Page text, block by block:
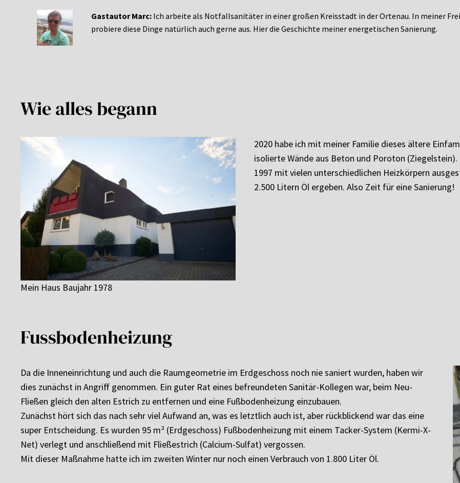
Gastautor Marc: Ich arbeite als Notfallsanitäter in einer großen Kreisstadt in der Ortenau. In meiner
probiere diese Dinge natürlich auch gerne aus. Hier die Geschichte meiner energetischen Sanierung.
Wie alles begann
Mein Haus Baujahr 1978
2020 habe ich mit meiner Familie dieses ältere
isolierte Wände aus Beton und Poroton
1997 mit vielen unterschiedlichen Heizkörpern
2.500 Litern Öl ergeben. Also Zeit für eine Sanierung!
Fussbodenheizung
Da die Inneneinrichtung und auch die Raumgeometrie im Erdgeschoss noch nie saniert wurden, haben wir
dies zunächst in Angriff genommen. Ein guter Rat eines befreundeten Sanitär-Kollegen war, beim Neu-
Fließen gleich den alten Estrich zu entfernen und eine Fußbodenheizung einzubauen.
Zunächst hört sich das nach sehr viel Aufwand an, was es letztlich auch ist, aber rückblickend war das eine
super Entscheidung. Es wurden 95 m² (Erdgeschoss) Fußbodenheizung mit einem Tacker-System (Kermi-X-
Net) verlegt und anschließend mit Fließestrich (Calcium-Sulfat) vergossen.
Mit dieser Maßnahme hatte ich im zweiten Winter nur noch einen Verbrauch von 1.800 Liter Öl.